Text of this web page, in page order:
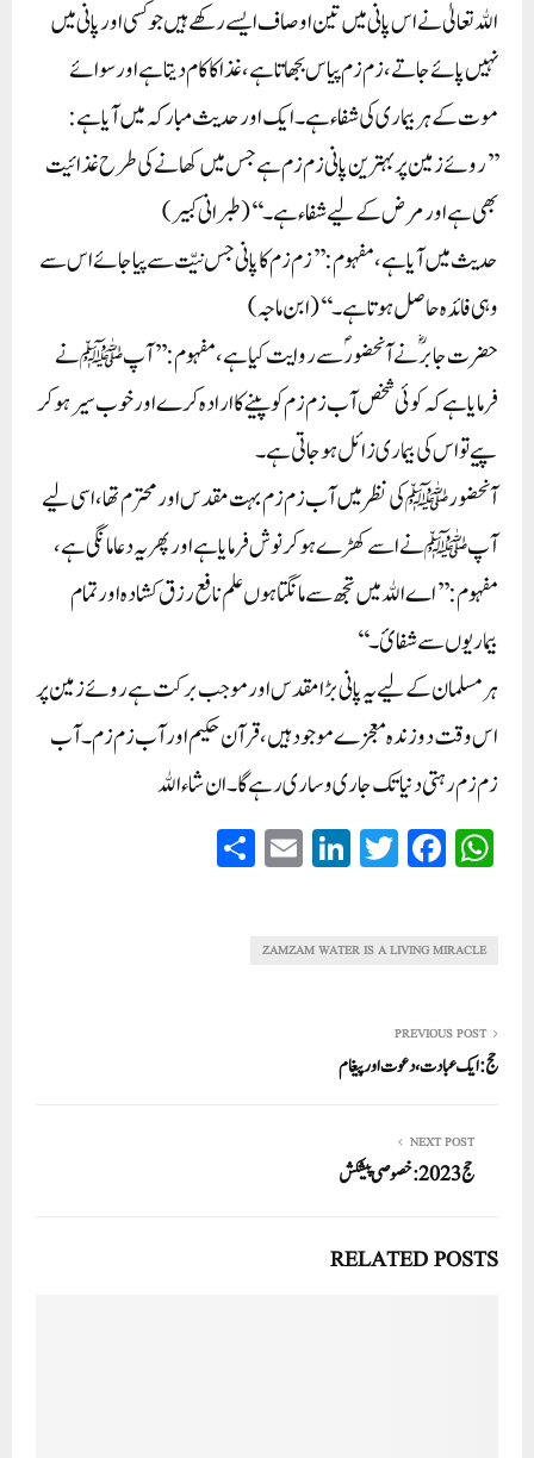
اﷲ تعالیٰ نے اس پانی میں تین اوصاف ایسے رکھے ہیں جو کسی اور پانی میں
نہیں پائے جاتے، زم زم پیاس بجھاتا ہے، غذا کا کام دیتا ہے اور سوائے
موت کے ہر بیماری کی شفاء ہے۔ ایک اور حدیث مبارکہ میں آیا ہے:
’’روئے زمین پر بہترین پانی زم زم ہے جس میں کھانے کی طرح غذائیت
بھی ہے اور مرض کے لیے شفاء ہے۔‘‘ (طبرانی کبیر)
حدیث میں آیا ہے، مفہوم: ’’زم زم کا پانی جس نیّت سے پیا جائے اس سے
وہی فائدہ حاصل ہوتا ہے۔‘‘ (ابن ماجہ)
حضرت جابرؓ نے آنحضورؐ سے روایت کیا ہے، مفہوم: ’’آپ ﷺ نے
فرمایا ہے کہ کوئی شخص آب زم زم کو پینے کا ارادہ کرے اور خوب سیر ہو کر
پیے تو اس کی بیماری زائل ہو جاتی ہے۔
آنحضور ﷺ کی نظر میں آب زم زم بہت مقدس اور محترم تھا، اسی لیے
آپ ﷺنے اسے کھڑے ہو کر نوش فرمایا ہے اور پھر یہ دعا مانگی ہے،
مفہوم: ’’اے اﷲ میں تجھ سے مانگتا ہوں علم نافع رزق کشادہ اور تمام
بیماریوں سے شفائ۔‘‘
ہر مسلمان کے لیے یہ پانی بڑا مقدس اور موجب برکت ہے روئے زمین پر
اس وقت دو زندہ معجزے موجود ہیں، قرآن حکیم اور آب زم زم ۔ آب
زم زم رہتی دنیا تک جاری و ساری رہے گا۔ ان شاء اﷲ
W
ha
A
Fa
ce
ok
T
wi
r
Li
nk
In
E
m
ZAMZAM WATER IS A LIVING MIRACLE
PREVIOUS POST
حج: ایک عبادت، دعوت اور پیغام
NEXT POST
حج2023: خصوصی پیشکش
RELATED POSTS